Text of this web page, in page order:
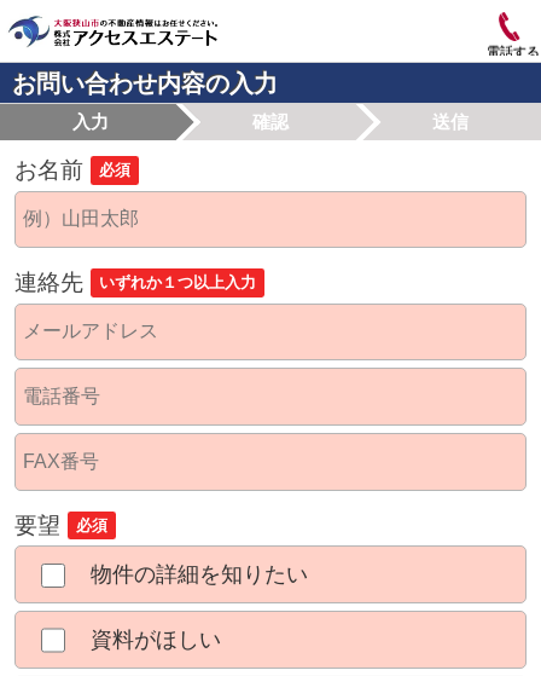
電話する
お問い合わせ内容の入力
入力 確認 送信
お名前 必須
連絡先 いずれか１つ以上入力
要望 必須
物件の詳細を知りたい
資料がほしい